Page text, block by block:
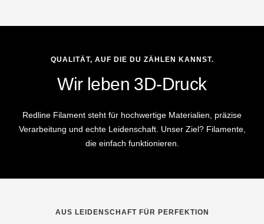
QUALITÄT, AUF DIE DU ZÄHLEN KANNST.
Wir leben 3D-Druck
Redline Filament steht für hochwertige Materialien, präzise
Verarbeitung und echte Leidenschaft. Unser Ziel? Filamente,
die einfach funktionieren.
AUS LEIDENSCHAFT FÜR PERFEKTION